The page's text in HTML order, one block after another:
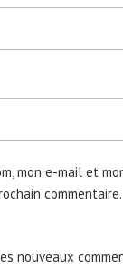
mon e-mail et
commentaire.
nouveaux